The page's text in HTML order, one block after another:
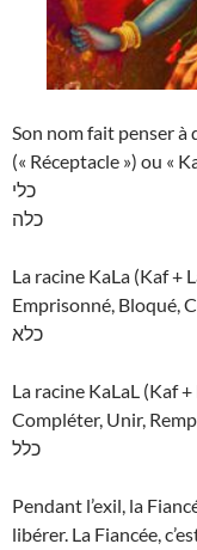
Son nom fait penser à
(« Réceptacle ») ou «
כלי
כלה
La racine KaLa (Kaf +
Emprisonné, Bloqué,
כלא
La racine KaLaL (Kaf
Compléter, Unir,
כלל
Pendant l’exil, la
libérer. La Fiancée,